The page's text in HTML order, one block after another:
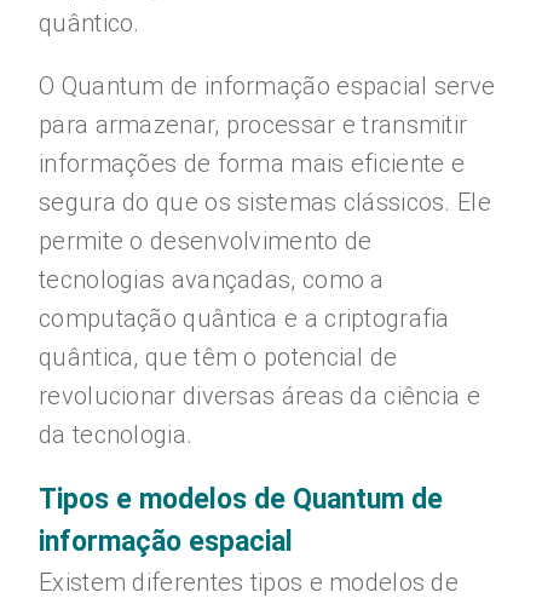
quântico.
O Quantum de informação espacial serve
para armazenar, processar e transmitir
informações de forma mais eficiente e
segura do que os sistemas clássicos. Ele
permite o desenvolvimento de
tecnologias avançadas, como a
computação quântica e a criptografia
quântica, que têm o potencial de
revolucionar diversas áreas da ciência e
da tecnologia.
Tipos e modelos de Quantum de
informação espacial
Existem diferentes tipos e modelos de